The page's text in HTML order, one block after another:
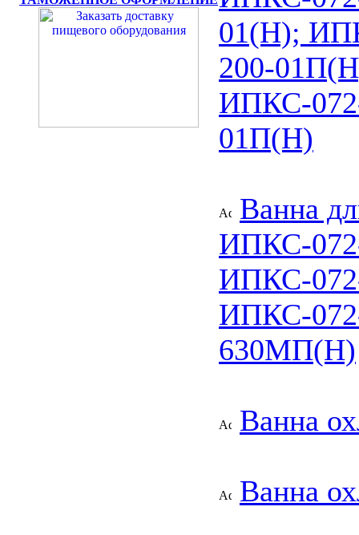
01(Н);
200-
ИПКС-
01П(Н)
Ванна
ИПКС-
ИПКС-
ИПКС-
630МП(Н)
Ванна
Ванна